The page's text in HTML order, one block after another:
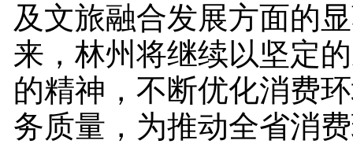
及文旅融合发展方面的
来，林州将继续以坚定
的精神，不断优化消费
务质量，为推动全省消